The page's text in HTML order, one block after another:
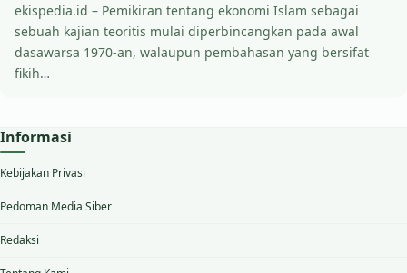
ekispedia.id – Pemikiran tentang ekonomi Islam sebagai
sebuah kajian teoritis mulai diperbincangkan pada awal
dasawarsa 1970-an, walaupun pembahasan yang bersifat
fikih…
Informasi
Kebijakan Privasi
Pedoman Media Siber
Redaksi